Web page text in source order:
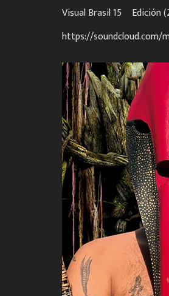
Visual Brasil 15º Edición
https://soundcloud.com/